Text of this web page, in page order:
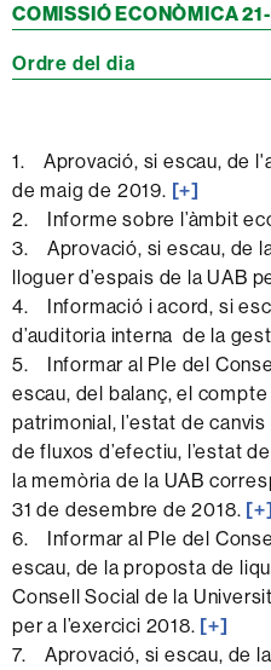
COMISSIÓ ECONÒMICA
Ordre del dia
1. Aprovació, si escau, de
de maig de 2019. [+]
2. Informe sobre l’àmbit
3. Aprovació, si escau, de
lloguer d’espais de la UAB
4. Informació i acord, si
d’auditoria interna de la
5. Informar al Ple del
escau, del balanç, el
patrimonial, l’estat de
de fluxos d’efectiu, l’estat
la memòria de la UAB
31 de desembre de 2018. [+]
6. Informar al Ple del
escau, de la proposta de
Consell Social de la
per a l’exercici 2018. [+]
7. Aprovació, si escau, de